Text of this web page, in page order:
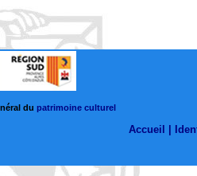
du patrimoine culturel
Accueil |